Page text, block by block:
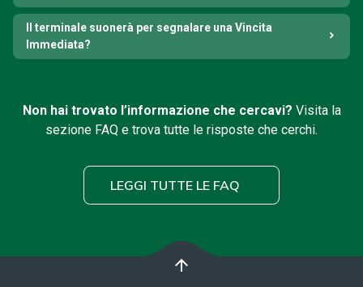
Il terminale suonerà per segnalare una Vincita
Immediata?
Non hai trovato l’informazione che cercavi? Visita la
sezione FAQ e trova tutte le risposte che cerchi.
LEGGI TUTTE LE FAQ
arrow_upward